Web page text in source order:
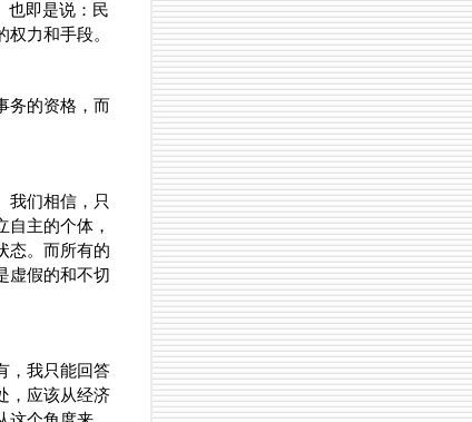
也即是说：民
力和手段。
务的资格，而
我们相信，只
主的个体，
态。而所有的
虚假的和不切
，我只能回答
，应该从经济